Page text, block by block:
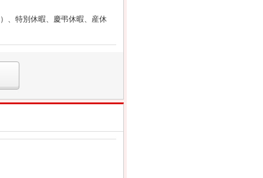
、特別休暇、慶弔休暇、産休